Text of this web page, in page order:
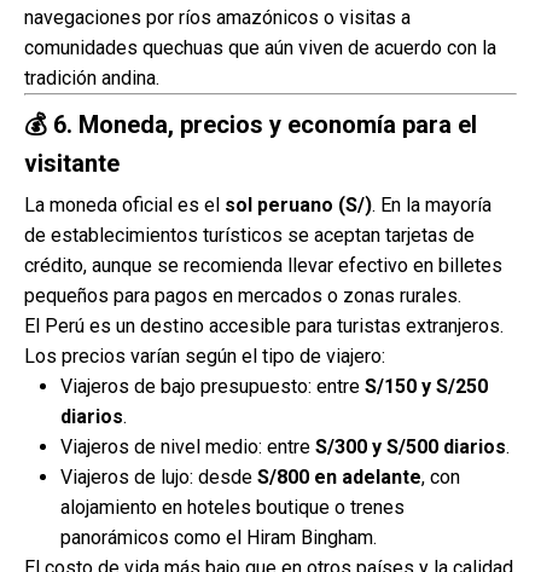
navegaciones por ríos amazónicos o visitas a
comunidades quechuas que aún viven de acuerdo con la
tradición andina.
💰 6. Moneda, precios y economía para el
visitante
La moneda oficial es el sol peruano (S/). En la mayoría
de establecimientos turísticos se aceptan tarjetas de
crédito, aunque se recomienda llevar efectivo en billetes
pequeños para pagos en mercados o zonas rurales.
El Perú es un destino accesible para turistas extranjeros.
Los precios varían según el tipo de viajero:
Viajeros de bajo presupuesto: entre S/150 y S/250
diarios.
Viajeros de nivel medio: entre S/300 y S/500 diarios.
Viajeros de lujo: desde S/800 en adelante, con
alojamiento en hoteles boutique o trenes
panorámicos como el Hiram Bingham.